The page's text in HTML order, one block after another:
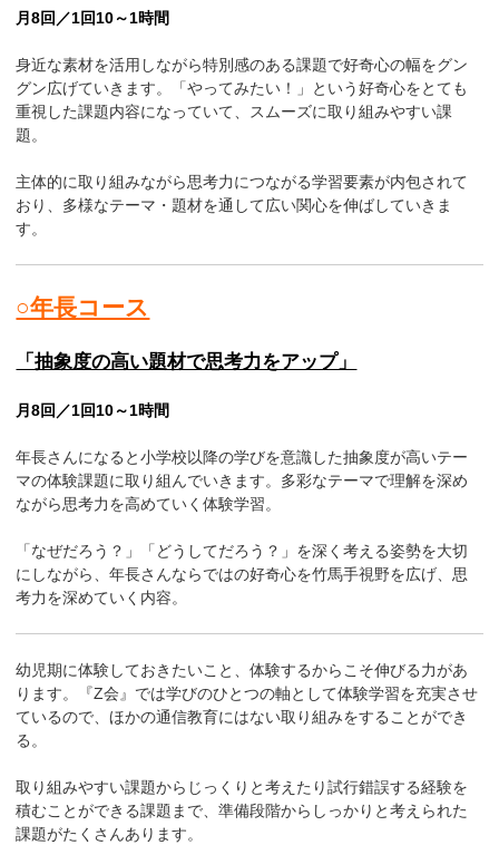
月8回／1回10～1時間
身近な素材を活用しながら特別感のある課題で好奇心の幅をグン
グン広げていきます。「やってみたい！」という好奇心をとても
重視した課題内容になっていて、スムーズに取り組みやすい課
題。
主体的に取り組みながら思考力につながる学習要素が内包されて
おり、多様なテーマ・題材を通して広い関心を伸ばしていきま
す。
○年長コース
「抽象度の高い題材で思考力をアップ」
月8回／1回10～1時間
年長さんになると小学校以降の学びを意識した抽象度が高いテー
マの体験課題に取り組んでいきます。多彩なテーマで理解を深め
ながら思考力を高めていく体験学習。
「なぜだろう？」「どうしてだろう？」を深く考える姿勢を大切
にしながら、年長さんならではの好奇心を竹馬手視野を広げ、思
考力を深めていく内容。
幼児期に体験しておきたいこと、体験するからこそ伸びる力があ
ります。『Z会』では学びのひとつの軸として体験学習を充実させ
ているので、ほかの通信教育にはない取り組みをすることができ
る。
取り組みやすい課題からじっくりと考えたり試行錯誤する経験を
積むことができる課題まで、準備段階からしっかりと考えられた
課題がたくさんあります。